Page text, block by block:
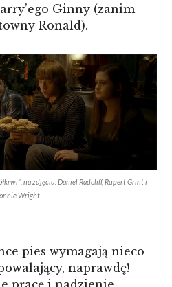
Ginny (zanim
Ronald).
na zdjęciu: Daniel Radcliff, Rupert Grint i
Wright.
pies wymagają nieco
naprawdę!
pracę i nadzienie